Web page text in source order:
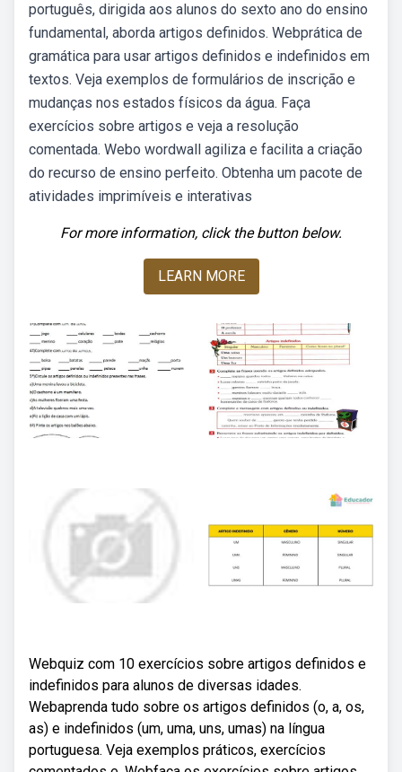
português, dirigida aos alunos do sexto ano do ensino
fundamental, aborda artigos definidos. Webprática de
gramática para usar artigos definidos e indefinidos em
textos. Veja exemplos de formulários de inscrição e
mudanças nos estados físicos da água. Faça
exercícios sobre artigos e veja a resolução
comentada. Webo wordwall agiliza e facilita a criação
do recurso de ensino perfeito. Obtenha um pacote de
atividades imprimíveis e interativas
For more information, click the button below.
LEARN MORE
Webquiz com 10 exercícios sobre artigos definidos e
indefinidos para alunos de diversas idades.
Webaprenda tudo sobre os artigos definidos (o, a, os,
as) e indefinidos (um, uma, uns, umas) na língua
portuguesa. Veja exemplos práticos, exercícios